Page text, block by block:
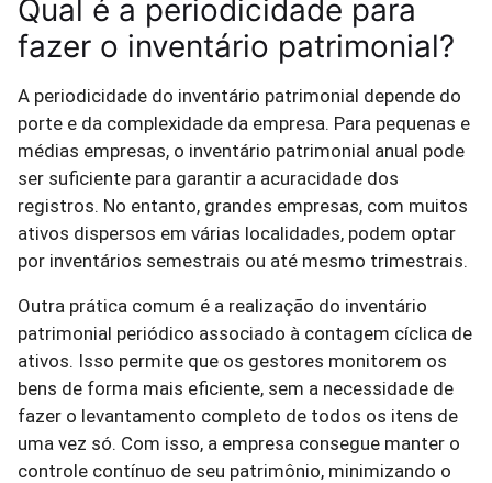
Qual é a periodicidade para
fazer o inventário patrimonial?
A periodicidade do inventário patrimonial depende do
porte e da complexidade da empresa. Para pequenas e
médias empresas, o inventário patrimonial anual pode
ser suficiente para garantir a acuracidade dos
registros. No entanto, grandes empresas, com muitos
ativos dispersos em várias localidades, podem optar
por inventários semestrais ou até mesmo trimestrais.
Outra prática comum é a realização do inventário
patrimonial periódico associado à contagem cíclica de
ativos. Isso permite que os gestores monitorem os
bens de forma mais eficiente, sem a necessidade de
fazer o levantamento completo de todos os itens de
uma vez só. Com isso, a empresa consegue manter o
controle contínuo de seu patrimônio, minimizando o